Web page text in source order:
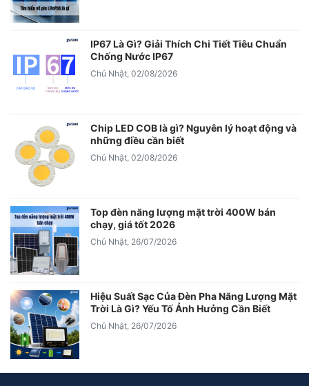
IP67 Là Gì? Giải Thích Chi Tiết Tiêu Chuẩn
Chống Nước IP67
Chủ Nhật, 02/08/2026
Chip LED COB là gì? Nguyên lý hoạt động và
những điều cần biết
Chủ Nhật, 02/08/2026
Top đèn năng lượng mặt trời 400W bán
chạy, giá tốt 2026
Chủ Nhật, 26/07/2026
Hiệu Suất Sạc Của Đèn Pha Năng Lượng Mặt
Trời Là Gì? Yếu Tố Ảnh Hưởng Cần Biết
Chủ Nhật, 26/07/2026